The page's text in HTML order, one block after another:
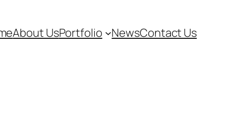
About UsPortfolio NewsContact Us